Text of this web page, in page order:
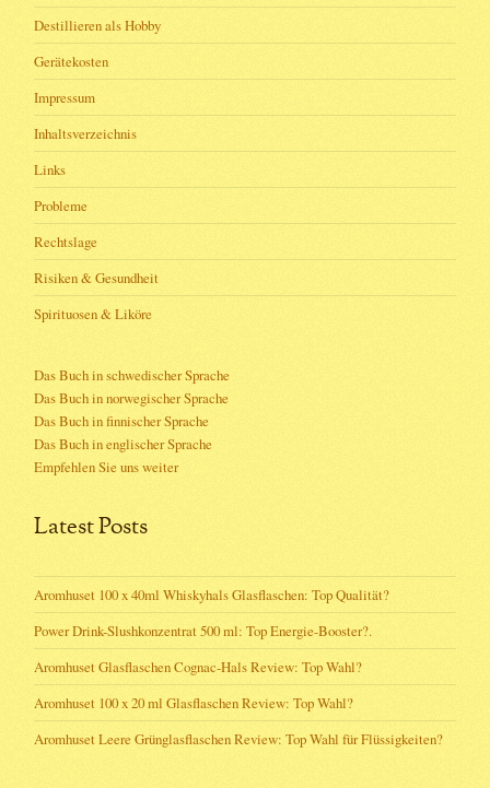
Destillieren als Hobby
Gerätekosten
Impressum
Inhaltsverzeichnis
Links
Probleme
Rechtslage
Risiken & Gesundheit
Spirituosen & Liköre
Das Buch in schwedischer Sprache
Das Buch in norwegischer Sprache
Das Buch in finnischer Sprache
Das Buch in englischer Sprache
Empfehlen Sie uns weiter
Latest Posts
Aromhuset 100 x 40ml Whiskyhals Glasflaschen: Top Qualität?
Power Drink-Slushkonzentrat 500 ml: Top Energie-Booster?.
Aromhuset Glasflaschen Cognac-Hals Review: Top Wahl?
Aromhuset 100 x 20 ml Glasflaschen Review: Top Wahl?
Aromhuset Leere Grünglasflaschen Review: Top Wahl für Flüssigkeiten?